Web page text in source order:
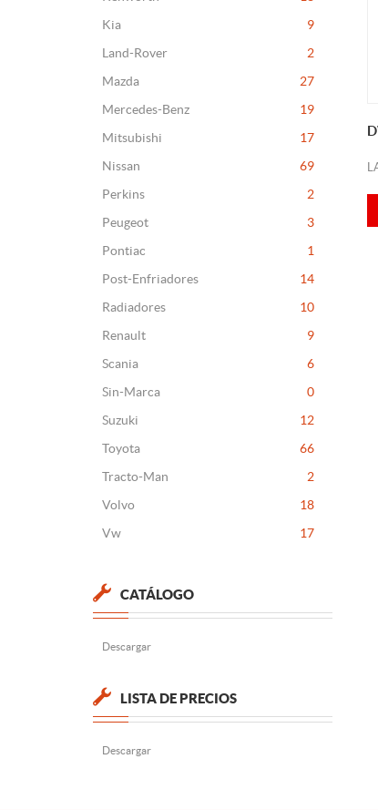
Kia
9
Land-Rover
2
Mazda
27
Mercedes-Benz
19
Mitsubishi
17
Nissan
69
Perkins
2
Peugeot
3
Pontiac
1
Post-Enfriadores
14
Radiadores
10
Renault
9
Scania
6
Sin-Marca
0
Suzuki
12
Toyota
66
Tracto-Man
2
Volvo
18
Vw
17
CATÁLOGO
Descargar
LISTA DE PRECIOS
Descargar